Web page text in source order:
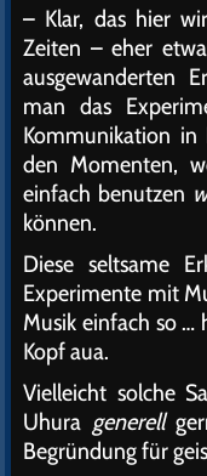
– Klar, das hier
Zeiten – eher
ausgewanderten
man das
Kommunikation
den Momenten,
einfach benutzen
können.
Diese seltsame
Experimente mit
Musik einfach so
Kopf aua.
Vielleicht solche
Uhura generell
Begründung für